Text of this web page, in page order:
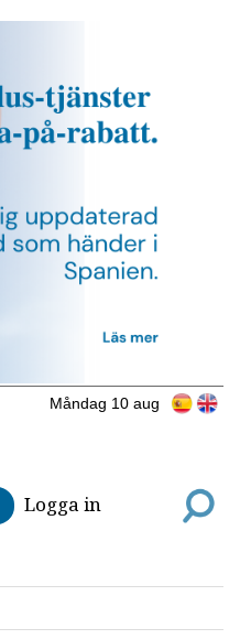
Måndag 10 aug
Logga in